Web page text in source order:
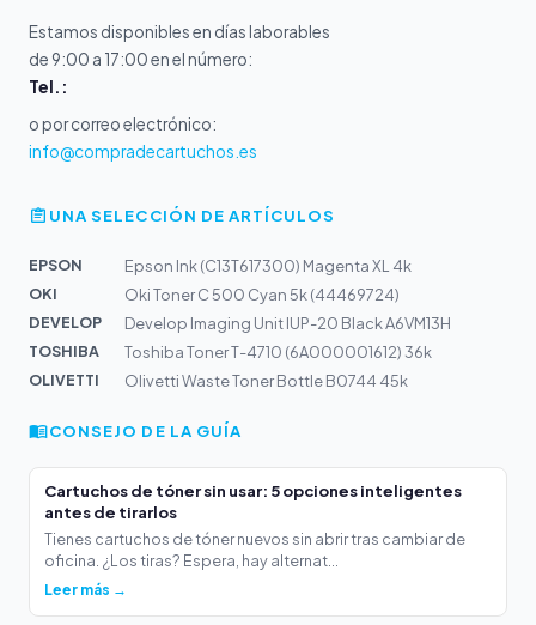
Estamos disponibles en días laborables
de 9:00 a 17:00 en el número:
Tel.:
o por correo electrónico:
info@compradecartuchos.es
UNA SELECCIÓN DE ARTÍCULOS
EPSON
Epson Ink (C13T617300) Magenta XL 4k
OKI
Oki Toner C 500 Cyan 5k (44469724)
DEVELOP
Develop Imaging Unit IUP-20 Black A6VM13H
TOSHIBA
Toshiba Toner T-4710 (6A000001612) 36k
OLIVETTI
Olivetti Waste Toner Bottle B0744 45k
CONSEJO DE LA GUÍA
Cartuchos de tóner sin usar: 5 opciones inteligentes
antes de tirarlos
Tienes cartuchos de tóner nuevos sin abrir tras cambiar de
oficina. ¿Los tiras? Espera, hay alternat...
Leer más →